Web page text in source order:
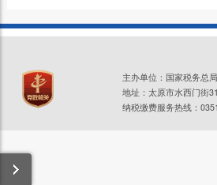
主办单位：国家税务总
地址：太原市水西门街
纳税缴费服务热线：